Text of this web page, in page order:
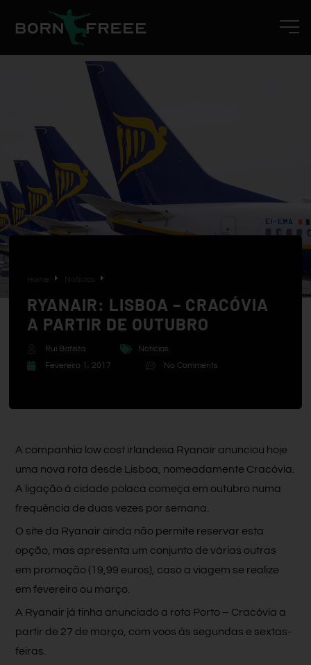
Notícias
RYANAIR: LISBOA – CRACÓVIA
A PARTIR DE OUTUBRO
Rui Batista
Notícias
Fevereiro 1, 2017
No Comments
A companhia low cost irlandesa Ryanair anunciou hoje
uma nova rota desde Lisboa, nomeadamente Cracóvia.
A ligação à cidade polaca começa em outubro numa
frequência de duas vezes por semana.
O site da Ryanair ainda não permite reservar esta
opção, mas apresenta um conjunto de várias outras
em promoção (19,99 euros), caso a viagem se realize
em fevereiro ou março.
A Ryanair já tinha anunciado a rota Porto – Cracóvia a
partir de 27 de março, com voos às segundas e sextas-
feiras.